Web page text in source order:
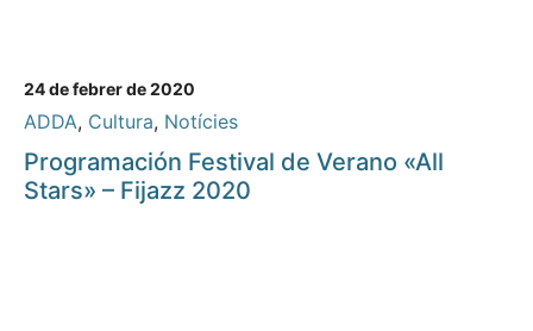
24 de febrer de 2020
ADDA, Cultura, Notícies
Programación Festival de Verano «All
Stars» – Fijazz 2020